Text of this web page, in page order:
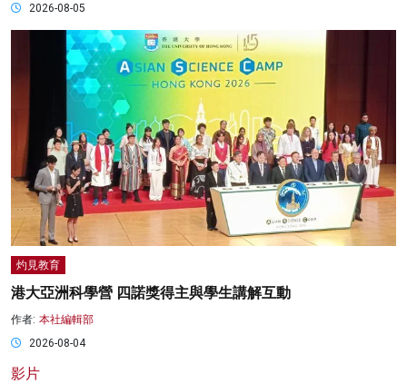
2026-08-05
灼見教育
港大亞洲科學營 四諾獎得主與學生講解互動
作者: 本社編輯部
2026-08-04
影片